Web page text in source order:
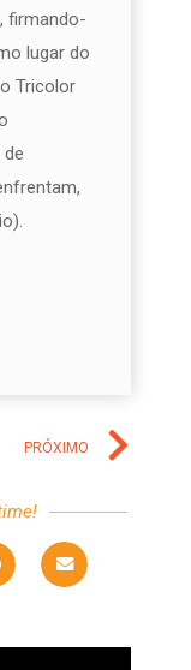
firmando-
lugar do
Tricolor
PRÓXIMO